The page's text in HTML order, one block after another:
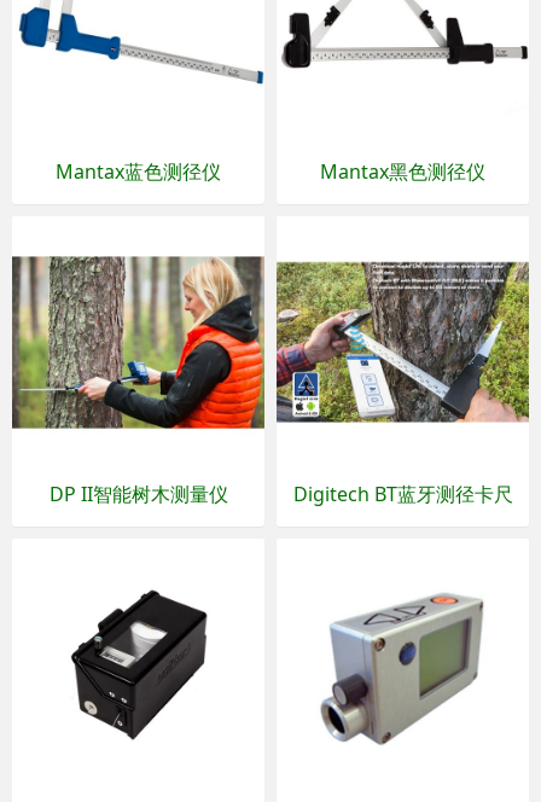
Mantax蓝色测径仪 Mantax黑色测径仪
DP II智能树木测量仪 Digitech BT蓝牙测径卡尺